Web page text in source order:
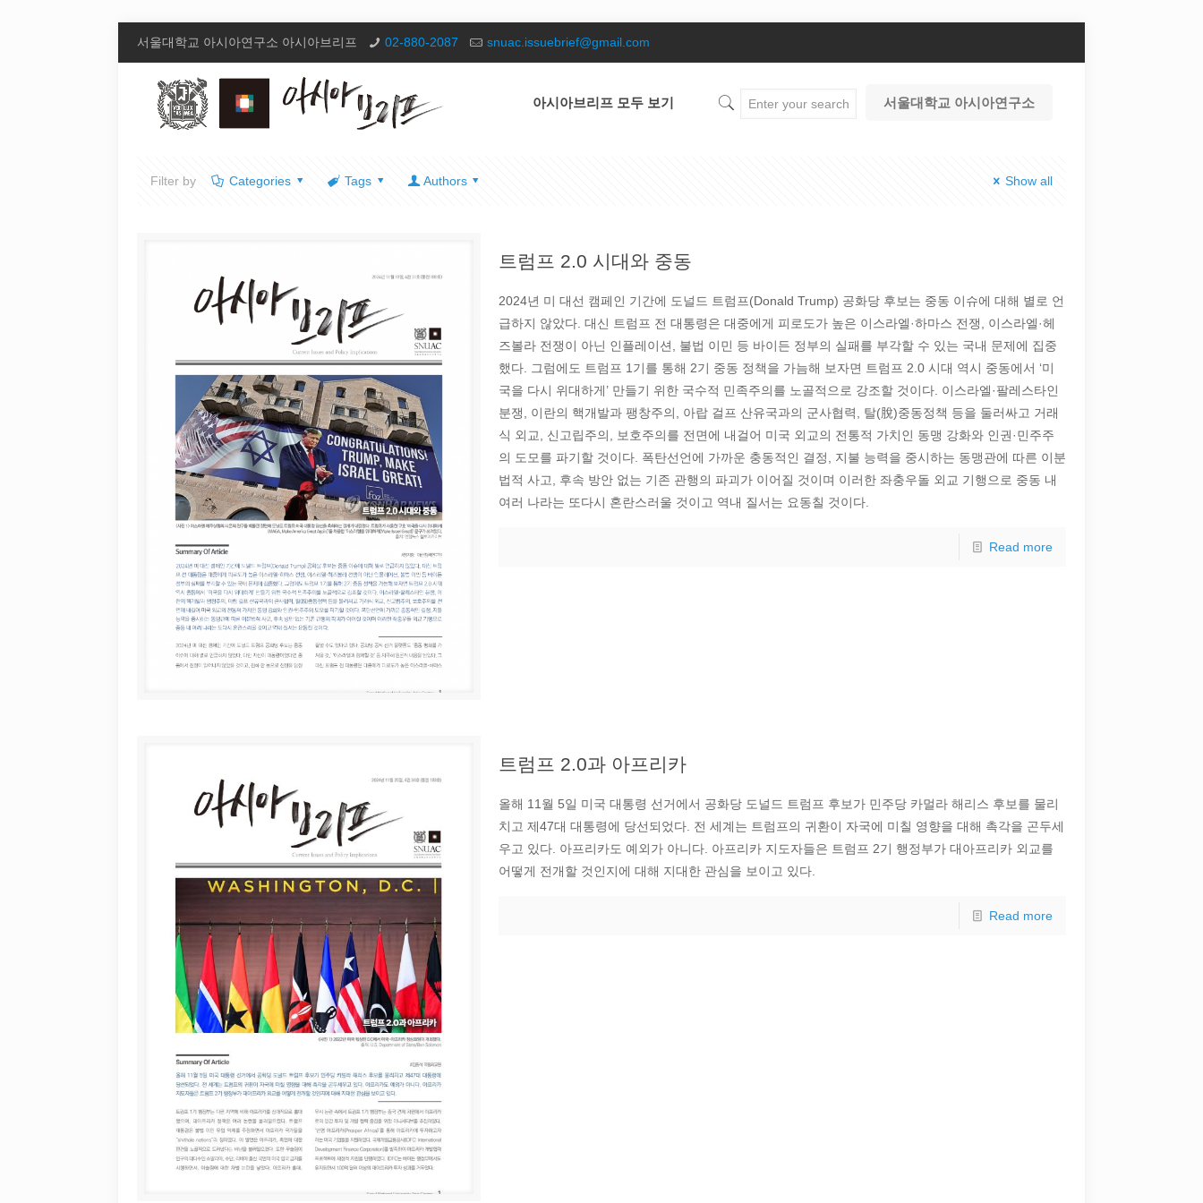
서울대학교 아시아연구소 아시아브리프 02-880-2087 snuac.issuebrief@gmail.com
아시아브리프 모두 보기 서울대학교 아시아연구소
Filter by Categories Tags Authors Show all
트럼프 2.0 시대와 중동
2024년 미 대선 캠페인 기간에 도널드 트럼프(Donald Trump) 공화당 후보는 중동 이슈에 대해 별로 언
급하지 않았다. 대신 트럼프 전 대통령은 대중에게 피로도가 높은 이스라엘·하마스 전쟁, 이스라엘·헤
즈볼라 전쟁이 아닌 인플레이션, 불법 이민 등 바이든 정부의 실패를 부각할 수 있는 국내 문제에 집중
했다. 그럼에도 트럼프 1기를 통해 2기 중동 정책을 가늠해 보자면 트럼프 2.0 시대 역시 중동에서 ‘미
국을 다시 위대하게’ 만들기 위한 국수적 민족주의를 노골적으로 강조할 것이다. 이스라엘·팔레스타인
분쟁, 이란의 핵개발과 팽창주의, 아랍 걸프 산유국과의 군사협력, 탈(脫)중동정책 등을 둘러싸고 거래
식 외교, 신고립주의, 보호주의를 전면에 내걸어 미국 외교의 전통적 가치인 동맹 강화와 인권·민주주
의 도모를 파기할 것이다. 폭탄선언에 가까운 충동적인 결정, 지불 능력을 중시하는 동맹관에 따른 이분
법적 사고, 후속 방안 없는 기존 관행의 파괴가 이어질 것이며 이러한 좌충우돌 외교 기행으로 중동 내
여러 나라는 또다시 혼란스러울 것이고 역내 질서는 요동칠 것이다.
Read more
트럼프 2.0과 아프리카
올해 11월 5일 미국 대통령 선거에서 공화당 도널드 트럼프 후보가 민주당 카멀라 해리스 후보를 물리
치고 제47대 대통령에 당선되었다. 전 세계는 트럼프의 귀환이 자국에 미칠 영향을 대해 촉각을 곤두세
우고 있다. 아프리카도 예외가 아니다. 아프리카 지도자들은 트럼프 2기 행정부가 대아프리카 외교를
어떻게 전개할 것인지에 대해 지대한 관심을 보이고 있다.
Read more